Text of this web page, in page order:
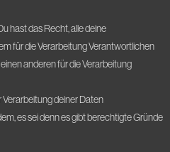
hast das Recht, alle deine
für die Verarbeitung Verantwortlichen
anderen für die Verarbeitung
deiner Daten
es sei denn es gibt berechtigte Gründe